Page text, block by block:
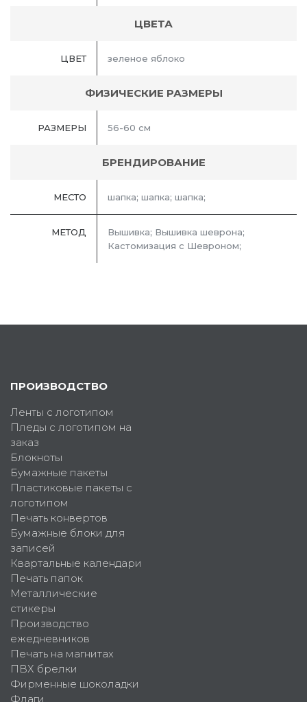
ЦВЕТА
ЦВЕТ зеленое яблоко
ФИЗИЧЕСКИЕ РАЗМЕРЫ
РАЗМЕРЫ 56-60 см
БРЕНДИРОВАНИЕ
МЕСТО шапка; шапка; шапка;
МЕТОД
Вышивка; Вышивка шеврона;
Кастомизация с Шевроном;
ПРОИЗВОДСТВО
Ленты с логотипом
Пледы с логотипом на
заказ
Блокноты
Бумажные пакеты
Пластиковые пакеты с
логотипом
Печать конвертов
Бумажные блоки для
записей
Квартальные календари
Печать папок
Металлические
стикеры
Производство
ежедневников
Печать на магнитах
ПВХ брелки
Фирменные шоколадки
Флаги